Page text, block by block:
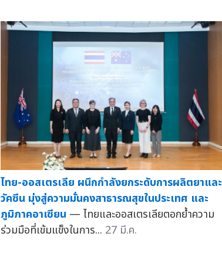
ไทย-ออสเตรเลีย ผนึกกำลังยกระดับการผลิตยาและ
วัคซีน มุ่งสู่ความมั่นคงสาธารณสุขในประเทศ และ
ภูมิภาคอาเซียน — ไทยและออสเตรเลียตอกย้ำความ
ร่วมมือที่เข้มแข็งในการ... 27 มี.ค.